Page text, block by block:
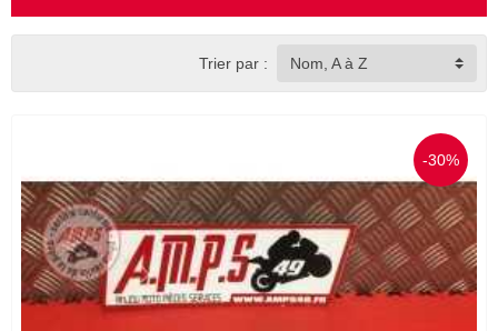
Trier par : Nom, A à Z
-30%